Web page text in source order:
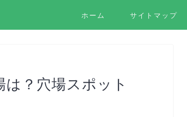
ホーム サイトマップ
？穴場スポット